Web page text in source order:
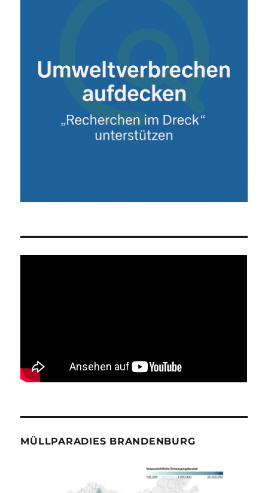
MÜLLPARADIES BRANDENBURG